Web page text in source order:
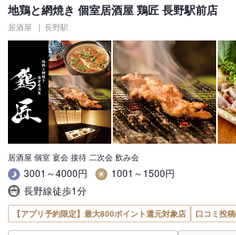
地鶏と網焼き 個室居酒屋 鶏匠 長野駅前店
居酒屋 長野駅
居酒屋 個室 宴会 接待 二次会 飲み会
3001～4000円
1001～1500円
長野線徒歩1分
【アプリ予約限定】最大800ポイント還元対象店 口コミ投